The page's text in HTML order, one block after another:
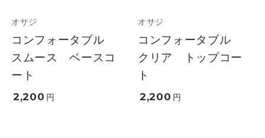
オサジ
コンフォータブル
スムース ベースコ
ート
2,200 円
オサジ
コンフォータブル
クリア トップコー
ト
2,200 円